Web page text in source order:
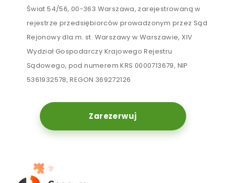
Świat 54/56, 00-363 Warszawa, zarejestrowaną w
rejestrze przedsiębiorców prowadzonym przez Sąd
Rejonowy dla m. st. Warszawy w Warszawie, XIV
Wydział Gospodarczy Krajowego Rejestru
Sądowego, pod numerem KRS 0000713679, NIP
5361932578, REGON 369272126
Zarezerwuj